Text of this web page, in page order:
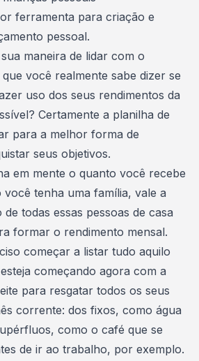
ferramenta para criação e
pessoal.
maneira de lidar com o
você realmente sabe dizer se
uso dos seus rendimentos da
Certamente a planilha de
para a melhor forma de
seus objetivos.
em mente o quanto você recebe
você tenha uma família, vale a
todas essas pessoas de casa
formar o rendimento mensal.
começar a listar tudo aquilo
começando agora com a
para resgatar todos os seus
corrente: dos fixos, como água
como o café que se
de ir ao trabalho, por exemplo.